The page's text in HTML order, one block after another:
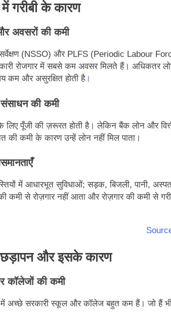
गरीबी के कारण
अवसरों की कमी
सर्वेक्षण (NSSO) और PLFS (Periodic Labour
रोजगार में सबसे कम अवसर मिलते हैं। अधिकतर
कम और असुरक्षित होती है।
की कमी
लिए पूँजी की ज़रूरत होती है। लेकिन बैंक लोन और
की कमी के कारण उन्हें लोन नहीं मिल पाता।
में आधारभूत सुविधाओं; सड़क, बिजली, पानी,
कमी से रोज़गार नहीं आता और रोज़गार की कमी से
और इसके कारण
कॉलेजों की कमी
में अच्छे सरकारी स्कूल और कॉलेज बहुत कम हैं। जो हैं